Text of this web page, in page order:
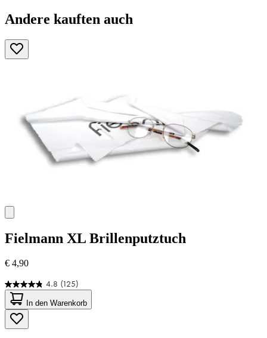
Andere kauften auch
Fielmann XL Brillenputztuch
€ 4,90
4.8 (125)
4.8
von
5
Sternen.
125
In den Warenkorb